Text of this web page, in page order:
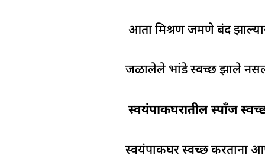
आता मिश्रण जमणे बंद
जळालेले भांडे स्वच्छ झाले
स्वयंपाकघरातील स्पॉंज
स्वयंपाकघर स्वच्छ करताना